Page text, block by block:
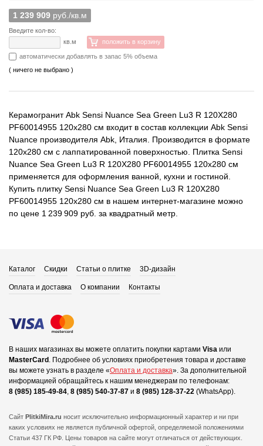
1 239 909 руб./кв.м
Введите кол-во:
кв.м
положить в корзину
автоматически добавлять в запас 5% объема
( ничего не выбрано )
Керамогранит Abk Sensi Nuance Sea Green Lu3 R 120X280
PF60014955 120x280 см входит в состав коллекции Abk Sensi
Nuance производителя Abk, Италия. Производится в формате
120x280 см с лаппатированной поверхностью. Плитка Sensi
Nuance Sea Green Lu3 R 120X280 PF60014955 120x280 см
применяется для оформления ванной, кухни и гостиной.
Купить плитку Sensi Nuance Sea Green Lu3 R 120X280
PF60014955 120x280 см в нашем интернет-магазине можно
по цене 1 239 909 руб. за квадратный метр.
Каталог Скидки Статьи о плитке 3D-дизайн
Оплата и доставка О компании Контакты
В наших магазинах вы можете оплатить покупки картами Visa или
MasterCard . Подробнее об условиях приобретения товара и доставке
вы можете узнать в разделе «Оплата и доставка». За дополнительной
информацией обращайтесь к нашим менеджерам по телефонам:
8 (985) 185-49-84, 8 (985) 540-37-87 и 8 (985) 128-37-22 (WhatsApp).
Сайт PlitkiMira.ru носит исключительно информационный характер и ни при
каких условиях не является публичной офертой, определяемой положениями
Статьи 437 ГК РФ. Цены товаров на сайте могут отличаться от действующих.